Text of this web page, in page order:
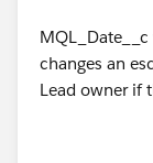
changes an
Lead owner if